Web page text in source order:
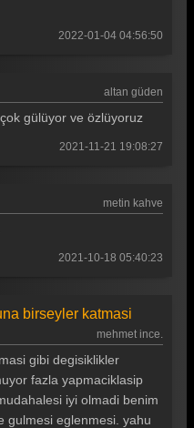
2022-01-04 04:56:50
altan güden
gülüyor ve özlüyoruz
2021-11-21 19:08:27
metin kahve
2021-10-18 05:40:23
birseyler katmasi
mehmet ince.
gibi degisiklikler
fazla yapmaciklasip
iyi olmadi benim
gulmesi eglenmesi. yahu